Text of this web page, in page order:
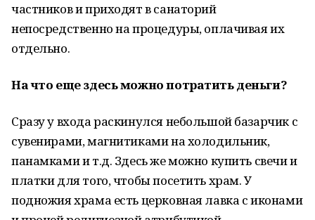
частников и приходят в санаторий
непосредственно на процедуры, оплачивая их
отдельно.
На что еще здесь можно потратить деньги?
Сразу у входа раскинулся небольшой базарчик с
сувенирами, магнитиками на холодильник,
панамками и т.д. Здесь же можно купить свечи и
платки для того, чтобы посетить храм. У
подножия храма есть церковная лавка с иконами